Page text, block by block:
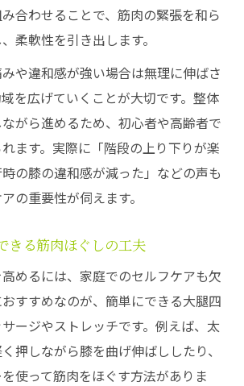
合わせることで、筋肉の緊張を和ら
柔軟性を引き出します。
や違和感が強い場合は無理に伸ばさ
を広げていくことが大切です。整体
がら進めるため、初心者や高齢者で
ます。実際に「階段の上り下りが楽
の膝の違和感が減った」などの声も
の重要性が伺えます。
きる筋肉ほぐしの工夫
めるには、家庭でのセルフケアも欠
すすめなのが、簡単にできる大腿四
ージやストレッチです。例えば、太
押しながら膝を曲げ伸ばししたり、
使って筋肉をほぐす方法がありま